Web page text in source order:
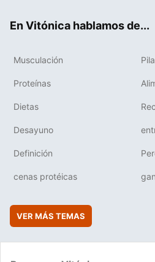
En Vitónica hablamos de...
Musculación
Proteínas
Dietas
Desayuno
Definición
cenas protéicas
VER MÁS TEMAS